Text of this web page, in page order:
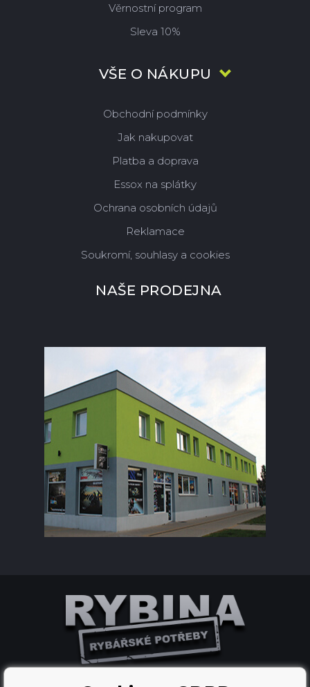
Věrnostní program
Sleva 10%
VŠE O NÁKUPU
Obchodní podmínky
Jak nakupovat
Platba a doprava
Essox na splátky
Ochrana osobních údajů
Reklamace
Soukromí, souhlasy a cookies
NAŠE PRODEJNA